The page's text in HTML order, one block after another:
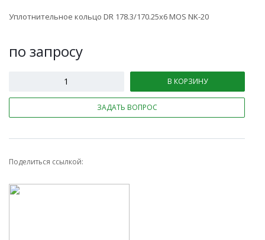
Уплотнительное кольцо DR 178.3/170.25x6 MOS NK-20
по запросу
В КОРЗИНУ
ЗАДАТЬ ВОПРОС
Поделиться ссылкой: